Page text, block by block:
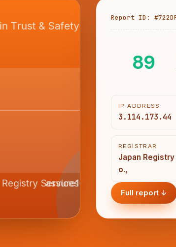
Report ID:
89
IP ADDRESS
3.114.173.44
REGISTRAR
Japan
o.,
Full report ↓